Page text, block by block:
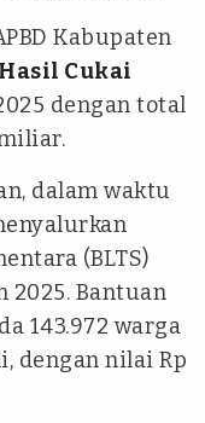
Kabupaten
Cukai
dengan total
dalam waktu
(BLTS)
2025. Bantuan
143.972 warga
dengan nilai Rp